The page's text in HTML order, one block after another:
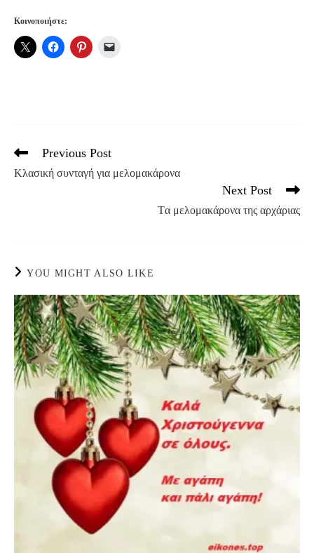
Κοινοποιήστε:
Read
articles
Previous Post
Κλασική συνταγή για μελομακάρονα
Next Post
Tα μελομακάρονα της αρχάριας
YOU MIGHT ALSO LIKE